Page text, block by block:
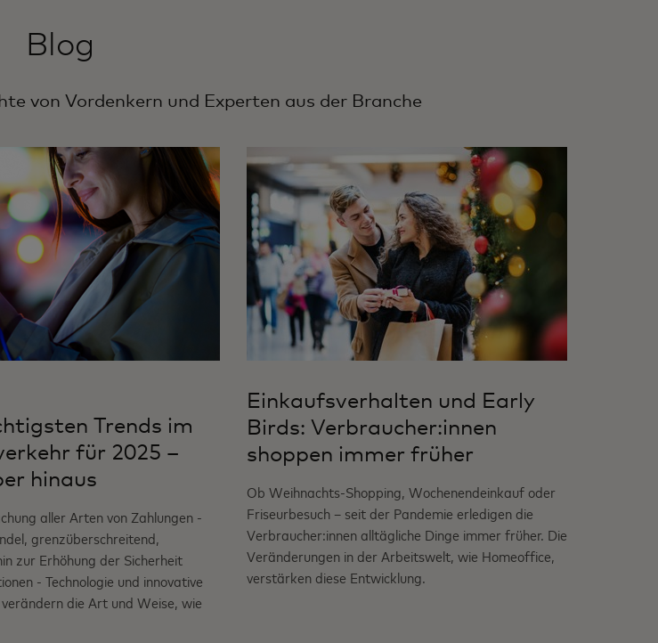
Blog
von Vordenkern und Experten aus der Branche
Trends im
für 2025 –
hinaus
aller Arten von Zahlungen -
grenzüberschreitend,
zur Erhöhung der Sicherheit
- Technologie und innovative
die Art und Weise, wie
Einkaufsverhalten und Early
Birds: Verbraucher:innen
shoppen immer früher
Ob Weihnachts-Shopping, Wochenendeinkauf oder
Friseurbesuch – seit der Pandemie erledigen die
Verbraucher:innen alltägliche Dinge immer früher. Die
Veränderungen in der Arbeitswelt, wie Homeoffice,
verstärken diese Entwicklung.